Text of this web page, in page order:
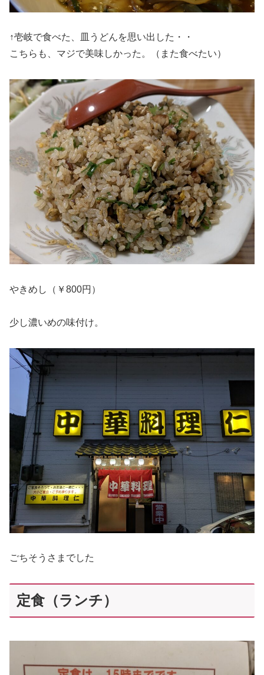
↑壱岐で食べた、皿うどんを思い出した・・
こちらも、マジで美味しかった。（また食べたい）
やきめし（￥800円）
少し濃いめの味付け。
ごちそうさまでした
定食（ランチ）